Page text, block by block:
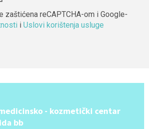
zaštićena reCAPTCHA-om i Google-
i Uslovi korištenja usluge
medicinsko - kozmetički centar
bb